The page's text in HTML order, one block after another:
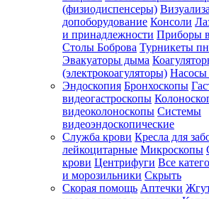
(физиодиспенсеры)
допоборудование Консоли
и принадлежности Приборы
Столы Боброва Турникеты
Эвакуаторы дыма
(электрокоагуляторы)
Эндоскопия Бронхоскопы
видеогастроскопы
видеоколоноскопы Системы
видеоэндоскопические
Служба крови Кресла для
лейкоцитарные Микроскопы
крови Центрифуги Все
и морозильники Скрыть
Скорая помощь Аптечки